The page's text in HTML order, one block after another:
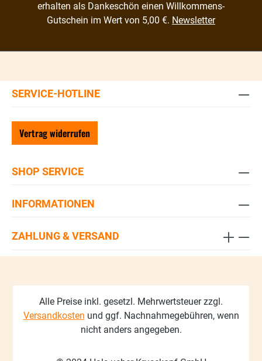
erhalten als Dankeschön einen Willkommens-
Gutschein im Wert von 5,00 €. Newsletter
SERVICE-HOTLINE
Vertrag widerrufen
SHOP SERVICE
INFORMATIONEN
ZAHLUNG & VERSAND
Alle Preise inkl. gesetzl. Mehrwertsteuer zzgl.
Versandkosten und ggf. Nachnahmegebühren, wenn
nicht anders angegeben.